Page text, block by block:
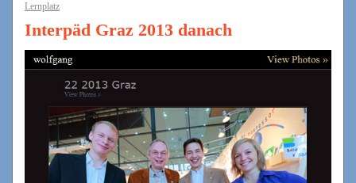
Lernplatz
Interpäd Graz 2013 danach